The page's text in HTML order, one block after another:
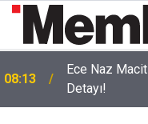
08:13
Ece Naz
Detayı!